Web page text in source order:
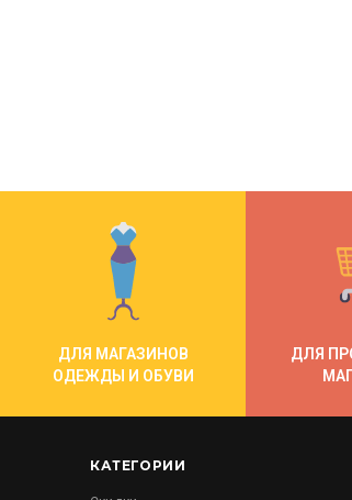
ДЛЯ МАГАЗИНОВ
ОДЕЖДЫ И ОБУВИ
ДЛЯ
КАТЕГОРИИ